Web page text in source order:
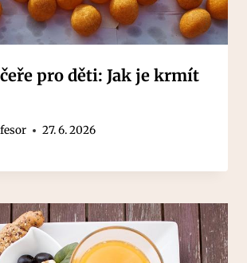
pro děti: Jak je krmít
27. 6. 2026